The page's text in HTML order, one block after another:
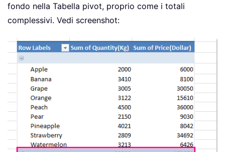
fondo nella Tabella pivot, proprio come i totali
complessivi. Vedi screenshot: